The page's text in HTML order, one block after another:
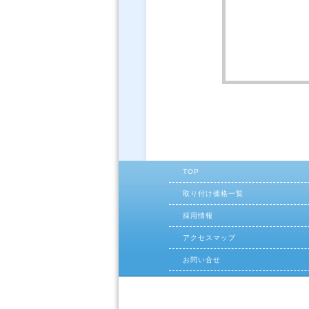
TOP
取り付け価格一覧
採用情報
アクセスマップ
お問い合せ